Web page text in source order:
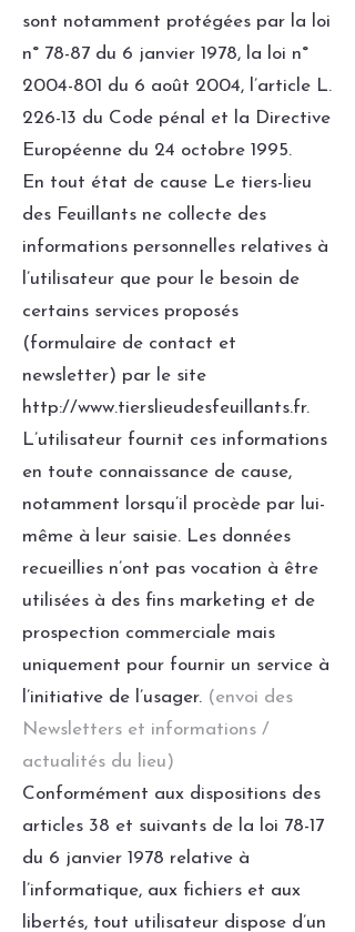
sont notamment protégées par la loi
n° 78-87 du 6 janvier 1978, la loi n°
2004-801 du 6 août 2004, l’article L.
226-13 du Code pénal et la Directive
Européenne du 24 octobre 1995.
En tout état de cause Le tiers-lieu
des Feuillants ne collecte des
informations personnelles relatives à
l’utilisateur que pour le besoin de
certains services proposés
(formulaire de contact et
newsletter) par le site
http://www.tierslieudesfeuillants.fr.
L’utilisateur fournit ces informations
en toute connaissance de cause,
notamment lorsqu’il procède par lui-
même à leur saisie. Les données
recueillies n’ont pas vocation à être
utilisées à des fins marketing et de
prospection commerciale mais
uniquement pour fournir un service à
l’initiative de l’usager. (envoi des
Newsletters et informations /
actualités du lieu)
Conformément aux dispositions des
articles 38 et suivants de la loi 78-17
du 6 janvier 1978 relative à
l’informatique, aux fichiers et aux
libertés, tout utilisateur dispose d’un